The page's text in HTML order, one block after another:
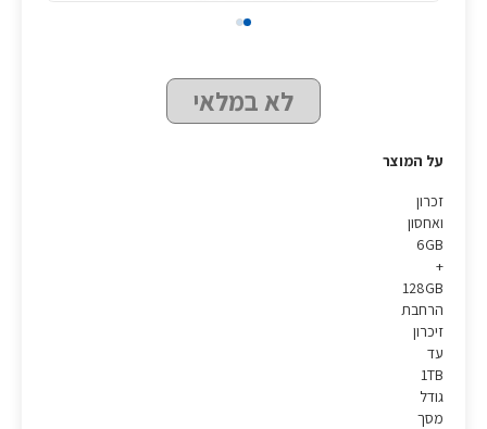
לא במלאי
על המוצר
זכרון
ואחסון
6GB
128GB
הרחבת
זיכרון
עד
1TB
גודל
מסך